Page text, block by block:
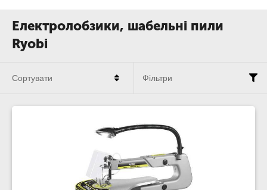
Електролобзики, шабельні пили
Ryobi
Сортувати Фільтри